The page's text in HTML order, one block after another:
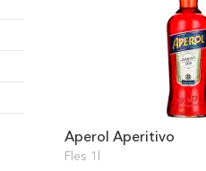
Aperol Aperitivo
Fles 1l